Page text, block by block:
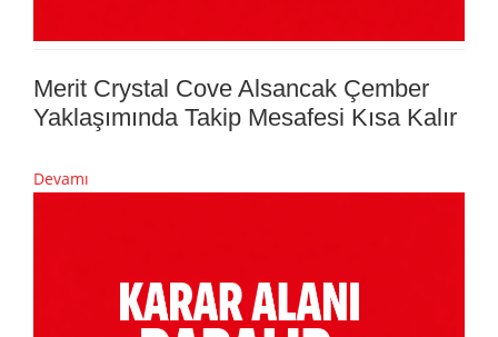
Merit Crystal Cove Alsancak Çember
Yaklaşımında Takip Mesafesi Kısa Kalır
Devamı